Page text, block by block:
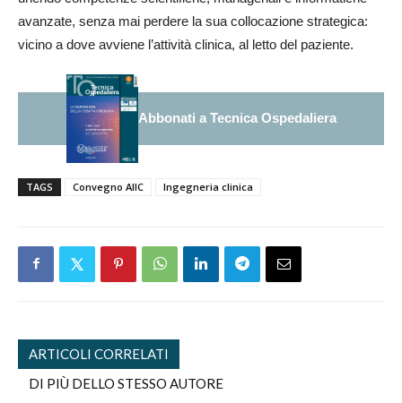
avanzate, senza mai perdere la sua collocazione strategica:
vicino a dove avviene l’attività clinica, al letto del paziente.
Abbonati a Tecnica Ospedaliera
TAGS Convegno AIIC Ingegneria clinica
ARTICOLI CORRELATI
DI PIÙ DELLO STESSO AUTORE